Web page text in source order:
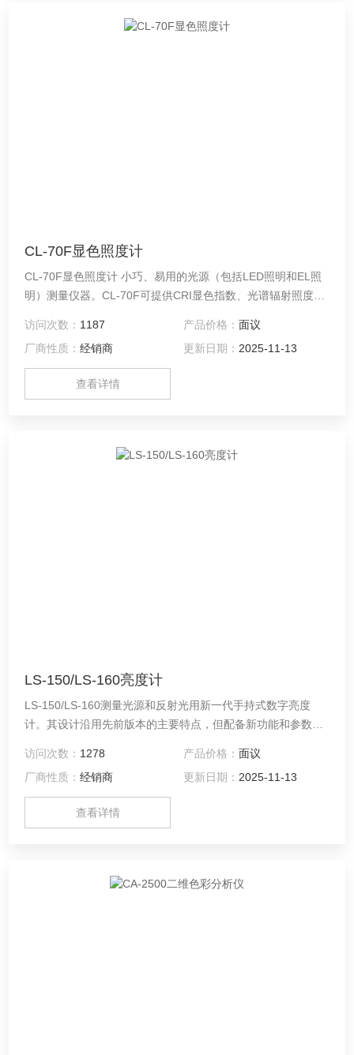
CL-70F显色照度计
CL-70F显色照度计 小巧、易用的光源（包括LED照明和EL照
明）测量仪器。CL-70F可提供CRI显色指数、光谱辐射照度、
照度以及差值测量的入门级解决方案
访问次数： 1187 产品价格： 面议
厂商性质：经销商 更新日期： 2025-11-13
查看详情
LS-150/LS-160亮度计
LS-150/LS-160测量光源和反射光用新一代手持式数字亮度
计。其设计沿用先前版本的主要特点，但配备新功能和参数、
访问次数： 1278 产品价格： 面议
厂商性质：经销商 更新日期： 2025-11-13
查看详情